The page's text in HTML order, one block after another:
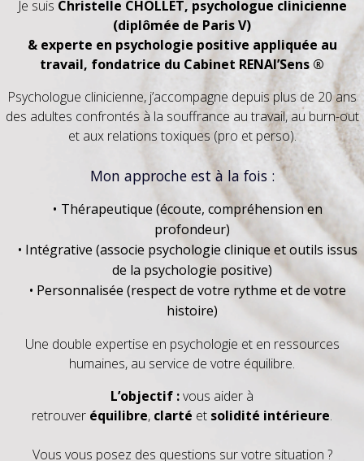
Je suis Christelle CHOLLET, psychologue clinicienne
(diplômée de Paris V)
& experte en psychologie positive appliquée au
travail, fondatrice du Cabinet RENAI’Sens ®
Psychologue clinicienne, j’accompagne depuis plus de 20 ans
des adultes confrontés à la souffrance au travail, au burn-out
et aux relations toxiques (pro et perso).
Mon approche est à la fois :
Thérapeutique (écoute, compréhension en
profondeur)
Intégrative (associe psychologie clinique et outils issus
de la psychologie positive)
Personnalisée (respect de votre rythme et de votre
histoire)
Une double expertise en psychologie et en ressources
humaines, au service de votre équilibre.
L’objectif :vous aider à
retrouver équilibre, clarté et solidité intérieure.
Vous vous posez des questions sur votre situation ?